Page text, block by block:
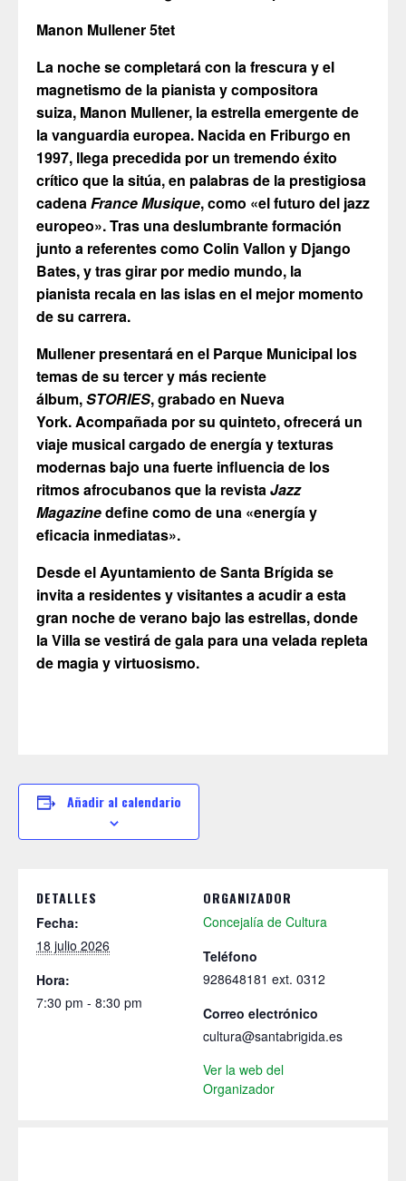
Manon Mullener 5tet
La noche se completará con la frescura y el
magnetismo de la pianista y compositora
suiza, Manon Mullener, la estrella emergente de
la vanguardia europea. Nacida en Friburgo en
1997, llega precedida por un tremendo éxito
crítico que la sitúa, en palabras de la prestigiosa
cadenaFrance Musique, como «el futuro del jazz
europeo». Tras una deslumbrante formación
junto a referentes como Colin Vallon y Django
Bates, y tras girar por medio mundo, la
pianista recala en las islas en el mejor momento
de su carrera.
Mullener presentará en el Parque Municipal los
temas de su tercer y más reciente
álbum,STORIES, grabado en Nueva
York. Acompañada por su quinteto, ofrecerá un
viaje musical cargado de energía y texturas
modernas bajo una fuerte influencia de los
ritmos afrocubanos que la revistaJazz
Magazinedefine como de una «energía y
eficacia inmediatas».
Desde el Ayuntamiento de Santa Brígida se
invita a residentes y visitantes a acudir a esta
gran noche de verano bajo las estrellas, donde
la Villa se vestirá de gala para una velada repleta
de magia y virtuosismo.
Añadir al calendario
DETALLES
Fecha:
18 julio 2026
Hora:
7:30 pm - 8:30 pm
ORGANIZADOR
Concejalía de Cultura
Teléfono
928648181 ext. 0312
Correo electrónico
cultura@santabrigida.es
Ver la web del
Organizador